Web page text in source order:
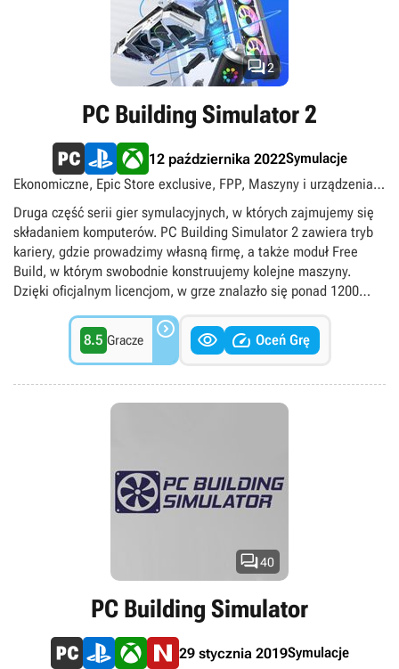
2
PC Building Simulator 2
12 października 2022Symulacje
Ekonomiczne, Epic Store exclusive, FPP, Maszyny i urządzenia,
Singleplayer, singleplayer
Druga część serii gier symulacyjnych, w których zajmujemy się
składaniem komputerów. PC Building Simulator 2 zawiera tryb
kariery, gdzie prowadzimy własną firmę, a także moduł Free
Build, w którym swobodnie konstruujemy kolejne maszyny.
Dzięki oficjalnym licencjom, w grze znalazło się ponad 1200
8.5 Gracze    Oceń Grę
40
PC Building Simulator
29 stycznia 2019Symulacje